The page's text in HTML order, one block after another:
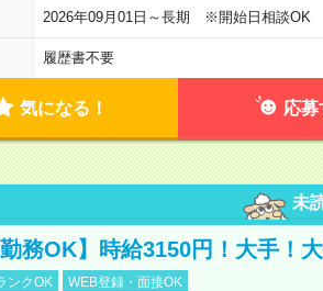
2026年09月01日～長期 ※開始日相談OK
履歴書不要
気になる！ 応募
未
勤務OK】時給3150円！大手！
ンクOK WEB登録・面接OK